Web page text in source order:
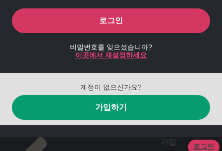
로그인
비밀번호를 잊으셨습니까?
이곳에서 재설정하세요
계정이 없으신가요?
가입하기
가입
로그인